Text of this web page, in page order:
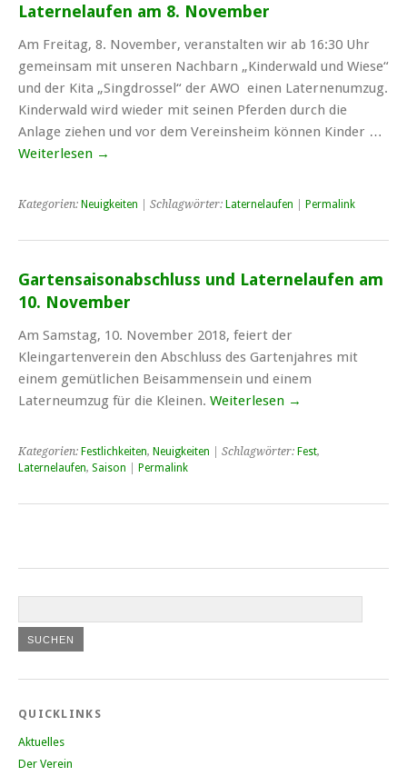
Laternelaufen am 8. November
Am Freitag, 8. November, veranstalten wir ab 16:30 Uhr
gemeinsam mit unseren Nachbarn „Kinderwald und Wiese“
und der Kita „Singdrossel“ der AWO einen Laternenumzug.
Kinderwald wird wieder mit seinen Pferden durch die
Anlage ziehen und vor dem Vereinsheim können Kinder …
Weiterlesen →
Kategorien: Neuigkeiten | Schlagwörter: Laternelaufen Permalink
Gartensaisonabschluss und Laternelaufen am
10. November
Am Samstag, 10. November 2018, feiert der
Kleingartenverein den Abschluss des Gartenjahres mit
einem gemütlichen Beisammensein und einem
Laterneumzug für die Kleinen. Weiterlesen →
Kategorien: Festlichkeiten, Neuigkeiten | Schlagwörter: Fest,
Laternelaufen, Saison Permalink
QUICKLINKS
Aktuelles
Der Verein